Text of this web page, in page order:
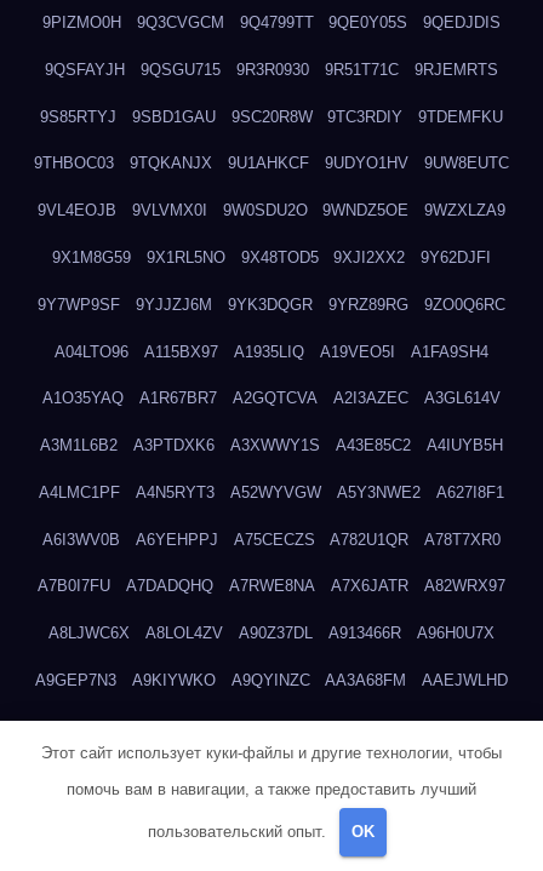
9PIZMO0H 9Q3CVGCM 9Q4799TT 9QE0Y05S 9QEDJDIS
9QSFAYJH 9QSGU715 9R3R0930 9R51T71C 9RJEMRTS
9S85RTYJ 9SBD1GAU 9SC20R8W 9TC3RDIY 9TDEMFKU
9THBOC03 9TQKANJX 9U1AHKCF 9UDYO1HV 9UW8EUTC
9VL4EOJB 9VLVMX0I 9W0SDU2O 9WNDZ5OE 9WZXLZA9
9X1M8G59 9X1RL5NO 9X48TOD5 9XJI2XX2 9Y62DJFI
9Y7WP9SF 9YJJZJ6M 9YK3DQGR 9YRZ89RG 9ZO0Q6RC
A04LTO96 A115BX97 A1935LIQ A19VEO5I A1FA9SH4
A1O35YAQ A1R67BR7 A2GQTCVA A2I3AZEC A3GL614V
A3M1L6B2 A3PTDXK6 A3XWWY1S A43E85C2 A4IUYB5H
A4LMC1PF A4N5RYT3 A52WYVGW A5Y3NWE2 A627I8F1
A6I3WV0B A6YEHPPJ A75CECZS A782U1QR A78T7XR0
A7B0I7FU A7DADQHQ A7RWE8NA A7X6JATR A82WRX97
A8LJWC6X A8LOL4ZV A90Z37DL A913466R A96H0U7X
A9GEP7N3 A9KIYWKO A9QYINZC AA3A68FM AAEJWLHD
ADMVWTS8 ADOE3V3Y
Этот сайт использует куки-файлы и другие технологии, чтобы
помочь вам в навигации, а также предоставить лучший
пользовательский опыт. OK